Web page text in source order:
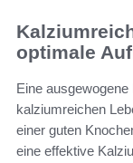
optimale
Eine
kalziumreichen
einer guten
eine effektive